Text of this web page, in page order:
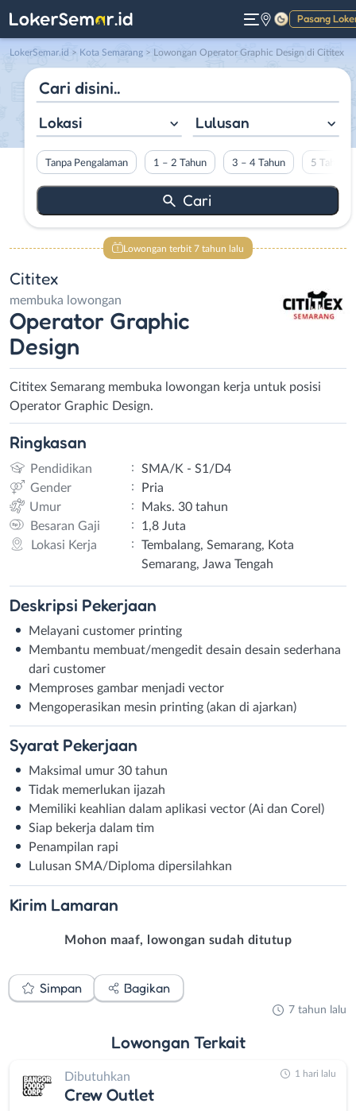
Pasang
Gelap
LokerSemar.id > Kota Semarang > Lowongan Operator Graphic Design di Cititex
Lokasi Lulusan
Tanpa Pengalaman 1 – 2 Tahun 3 – 4 Tahun 5 Tahun
Lowongan terbit 7 tahun lalu
Cititex
membuka lowongan
Operator Graphic
Design
Cititex Semarang membuka lowongan kerja untuk posisi
Operator Graphic Design.
Ringkasan
Pendidikan :
SMA/K - S1/D4
Gender
:
Pria
Umur
:
Maks. 30 tahun
Besaran Gaji
:
1,8 Juta
Lokasi Kerja
:
Tembalang, Semarang, Kota
Semarang, Jawa Tengah
Deskripsi Pekerjaan
Melayani customer printing
Membantu membuat/mengedit desain desain sederhana
dari customer
Memproses gambar menjadi vector
Mengoperasikan mesin printing (akan di ajarkan)
Syarat Pekerjaan
Maksimal umur 30 tahun
Tidak memerlukan ijazah
Memiliki keahlian dalam aplikasi vector (Ai dan Corel)
Siap bekerja dalam tim
Penampilan rapi
Lulusan SMA/Diploma dipersilahkan
Kirim Lamaran
Mohon maaf, lowongan sudah ditutup
Simpan Bagikan
7 tahun lalu
Lowongan Terkait
Dibutuhkan
Crew Outlet
1 hari lalu